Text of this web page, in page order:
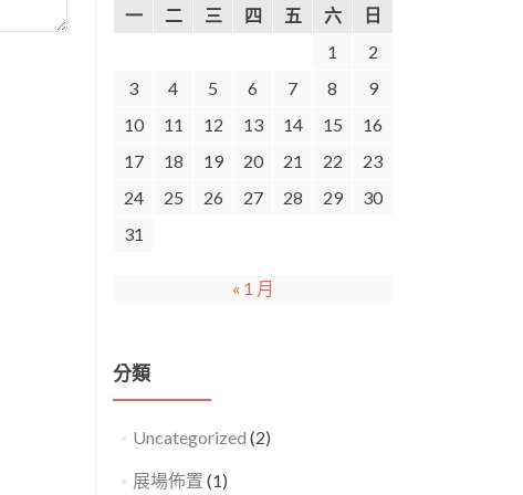
一 二 三 四 五 六
日
1
2
3
4 5 6 7 8
9
10
11 12 13 14 15
16
17
18 19 20 21 22
23
24
25 26 27 28 29
30
31
« 1 月
分類
Uncategorized (2)
展場佈置 (1)